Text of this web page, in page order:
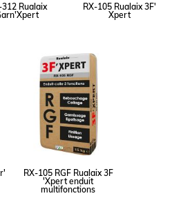
312 Rualaix
RX-105 Rualaix 3F'
Xpert
RX-105 RGF Rualaix 3F
'Xpert enduit
multifonctions